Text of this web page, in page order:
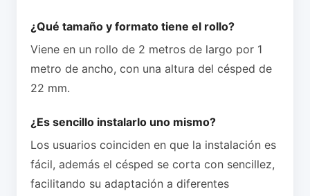
¿Qué tamaño y formato tiene el rollo?
Viene en un rollo de 2 metros de largo por 1
metro de ancho, con una altura del césped de
22 mm.
¿Es sencillo instalarlo uno mismo?
Los usuarios coinciden en que la instalación es
fácil, además el césped se corta con sencillez,
facilitando su adaptación a diferentes